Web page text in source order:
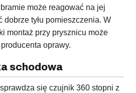
może reagować na jej
dobrze tyłu pomieszczenia. W
montaż przy prysznicu może
oprawy.
schodowa
się czujnik 360 stopni z